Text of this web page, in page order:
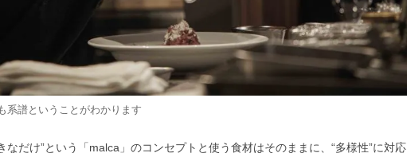
系譜ということがわかります
なだけ”という「malca」のコンセプトと使う食材はそのままに、“多様性”に対応